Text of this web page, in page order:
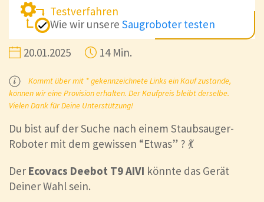
Testverfahren
Wie wir unsere Saugroboter testen
20.01.2025 14 Min.
Kommt über mit * gekennzeichnete Links ein Kauf zustande,
können wir eine Provision erhalten. Der Kaufpreis bleibt derselbe.
Vielen Dank für Deine Unterstützung!
Du bist auf der Suche nach einem Staubsauger-
Roboter mit dem gewissen “Etwas” ? 💃
Der Ecovacs Deebot T9 AIVI könnte das Gerät
Deiner Wahl sein.